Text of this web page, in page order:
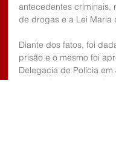
antecedentes criminais,
de drogas e a Lei Maria
Diante dos fatos, foi
prisão e o mesmo foi
Delegacia de Polícia
onde o Delegado de